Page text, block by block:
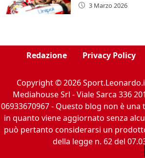
3 Marzo 2026
Redazione Privacy Policy
Copyright © 2026
Mediahouse Srl - Viale Sarca 336
06933670967 - Questo blog non è
in quanto viene aggiornato senza
può pertanto considerarsi un
della legge n. 62 del